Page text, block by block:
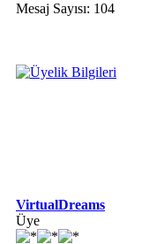
Mesaj Sayısı: 104
VirtualDreams
Üye